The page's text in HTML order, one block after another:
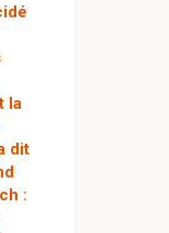
la
dit
: